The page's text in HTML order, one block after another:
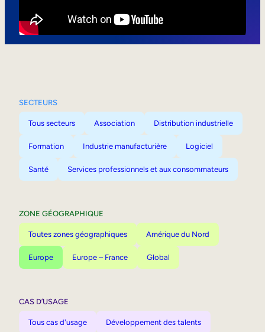
SECTEURS
Tous secteurs Association Distribution industrielle
Formation Industrie manufacturière Logiciel
Santé Services professionnels et aux consommateurs
ZONE GÉOGRAPHIQUE
Toutes zones géographiques Amérique du Nord
Europe Europe – France Global
CAS D’USAGE
Tous cas d'usage Développement des talents